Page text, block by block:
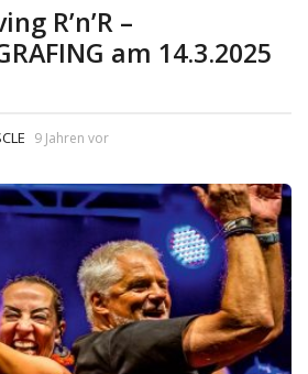
R’n’R –
am 14.3.2025
9 Jahren vor